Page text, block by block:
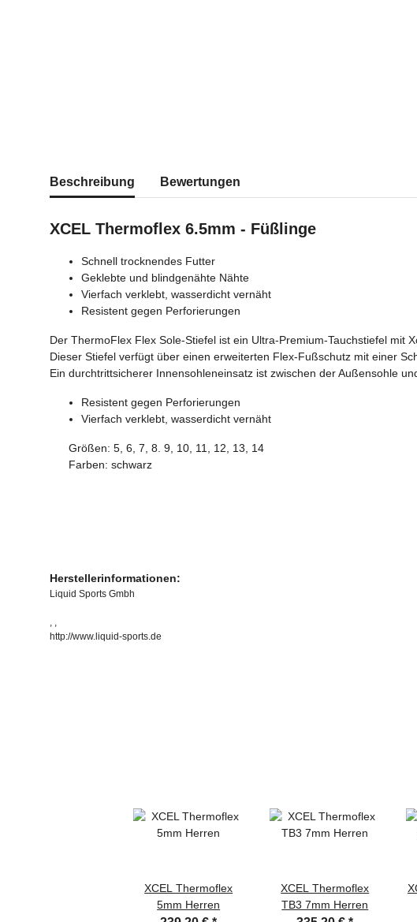
Beschreibung Bewertungen
XCEL Thermoflex 6.5mm - Füßlinge
Schnell trocknendes Futter
Geklebte und blindgenähte Nähte
Vierfach verklebt, wasserdicht vernäht
Resistent gegen Perforierungen
Der ThermoFlex Flex Sole-Stiefel ist ein Ultra-Premium-Tauchstiefel mit
Dieser Stiefel verfügt über einen erweiterten Flex-Fußschutz mit einer
Ein durchtrittsicherer Innensohleneinsatz ist zwischen der Außensohle
Resistent gegen Perforierungen
Vierfach verklebt, wasserdicht vernäht
Größen: 5, 6, 7, 8. 9, 10, 11, 12, 13, 14
Farben: schwarz
Herstellerinformationen:
Liquid Sports Gmbh
, ,
http://www.liquid-sports.de
XCEL Thermoflex
5mm Herren
XCEL Thermoflex
TB3 7mm Herren